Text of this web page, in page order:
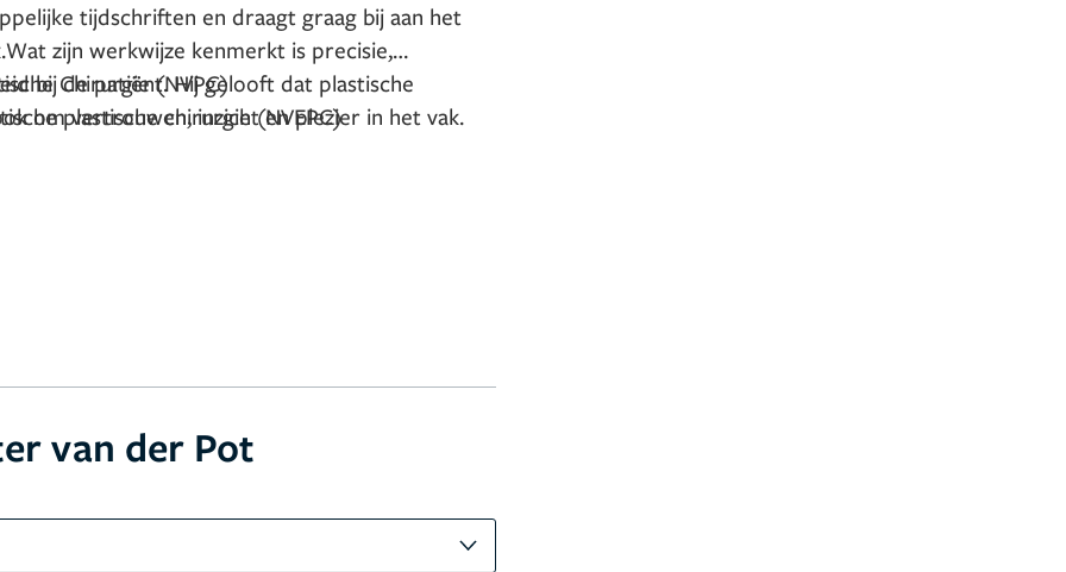
tijdschriften en draagt graag bij aan het
Wat zijn werkwijze kenmerkt is precisie,
bij de patiënt. Hij gelooft dat plastische
om vertrouwen, inzicht en plezier in het vak.
hoogwaardige zorg en natuurlijke
Medisch Centrum bouwt hij samen met
zowel patiënten als zorgprofessionals zich
Chirurgie (NVPC)
plastische chirurgie (NVEPC)
van der Pot